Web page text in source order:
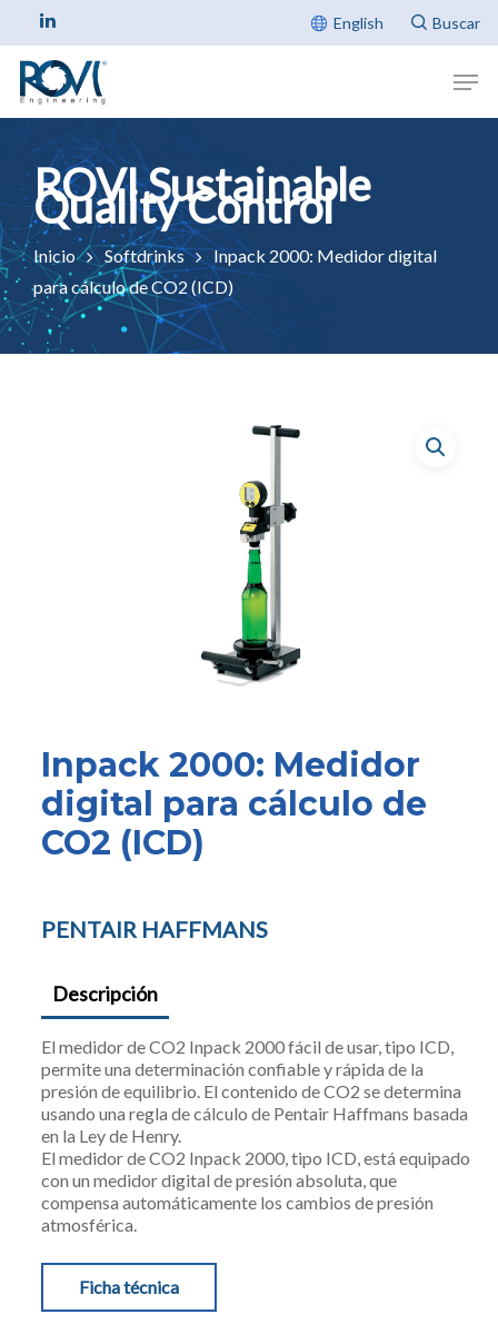
English
Inicio Softdrinks
Inpack 2000: Medidor digital
para cálculo de CO2 (ICD)
Inpack 2000: Medidor
digital para cálculo de
CO2 (ICD)
PENTAIR HAFFMANS
Descripción
El medidor de CO2 Inpack 2000 fácil de usar, tipo ICD,
permite una determinación confiable y rápida de la
presión de equilibrio. El contenido de CO2 se determina
usando una regla de cálculo de Pentair Haffmans basada
en la Ley de Henry.
El medidor de CO2 Inpack 2000, tipo ICD, está equipado
con un medidor digital de presión absoluta, que
compensa automáticamente los cambios de presión
atmosférica.
Ficha técnica